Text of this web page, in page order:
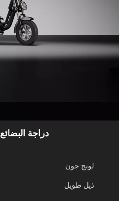
دراجة البضائع
لونج جون
ذيل طويل